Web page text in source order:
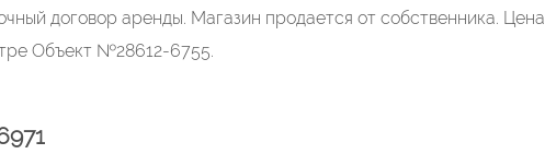
договор аренды. Магазин продается от собственника. Цена
Объект №28612-6755.